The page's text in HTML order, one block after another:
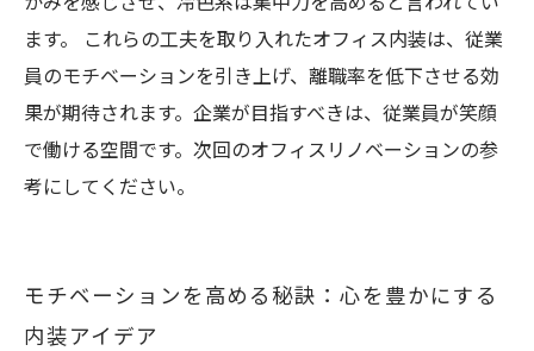
ます。 これらの工夫を取り入れたオフィス内装は、従業
員のモチベーションを引き上げ、離職率を低下させる効
果が期待されます。企業が目指すべきは、従業員が笑顔
で働ける空間です。次回のオフィスリノベーションの参
考にしてください。
モチベーションを高める秘訣：心を豊かにする
内装アイデア